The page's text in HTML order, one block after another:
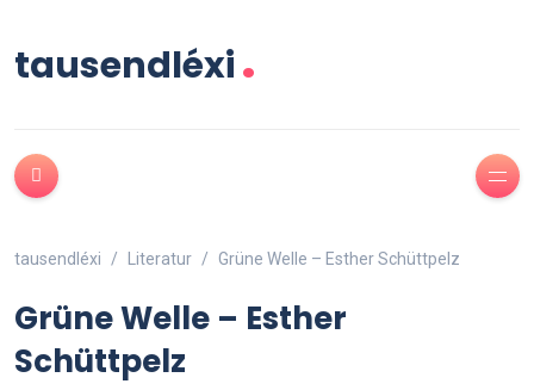
tausendléxi.
tausendléxi Literatur Grüne Welle – Esther Schüttpelz
Grüne Welle – Esther
Schüttpelz